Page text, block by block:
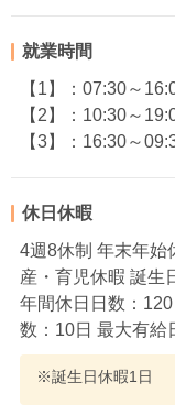
就業時間
【1】：07:30～
【2】：10:30～
【3】：16:30～
休日休暇
4週8休制 年末年始
産・育児休暇 誕生
年間休日日数：
数：10日 最大有給
※誕生日休暇1日